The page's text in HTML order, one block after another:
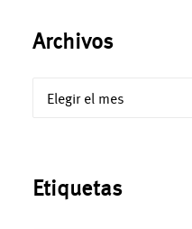
Archivos
Archivos
Etiquetas